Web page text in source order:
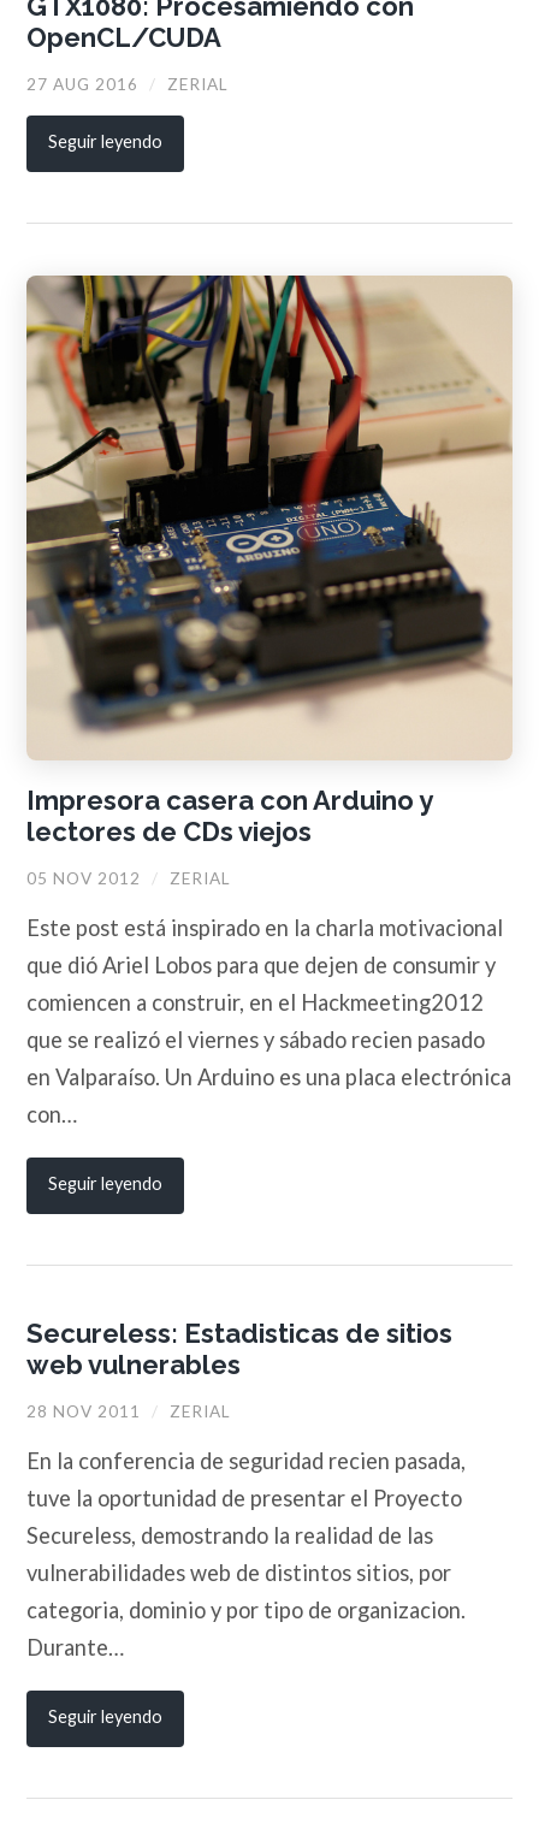
OpenCL/CUDA
27 AUG 2016 / ZERIAL
Seguir leyendo
Impresora casera con Arduino y
lectores de CDs viejos
05 NOV 2012 / ZERIAL
Este post está inspirado en la charla motivacional
que dió Ariel Lobos para que dejen de consumir y
comiencen a construir, en el Hackmeeting2012
que se realizó el viernes y sábado recien pasado
en Valparaíso. Un Arduino es una placa electrónica
con…
Seguir leyendo
Secureless: Estadisticas de sitios
web vulnerables
28 NOV 2011 / ZERIAL
En la conferencia de seguridad recien pasada,
tuve la oportunidad de presentar el Proyecto
Secureless, demostrando la realidad de las
vulnerabilidades web de distintos sitios, por
categoria, dominio y por tipo de organizacion.
Durante…
Seguir leyendo